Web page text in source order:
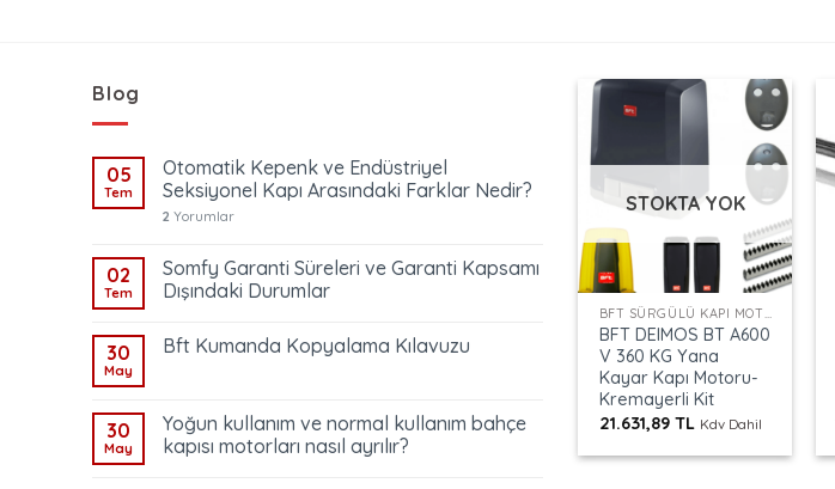
Blog
05
Tem
Otomatik Kepenk ve Endüstriyel
Seksiyonel Kapı Arasındaki Farklar Nedir?
2 Yorumlar
02
Tem
Somfy Garanti Süreleri ve Garanti Kapsamı
Dışındaki Durumlar
30
May
Bft Kumanda Kopyalama Kılavuzu
30
May
Yoğun kullanım ve normal kullanım bahçe
kapısı motorları nasıl ayrılır?
+
STOKTA YOK
BFT SÜRGÜLÜ KAPI MOTORLARI
BFT DEIMOS BT A600
V 360 KG Yana
Kayar Kapı Motoru-
Kremayerli Kit
21.631,89 TL Kdv Dahil